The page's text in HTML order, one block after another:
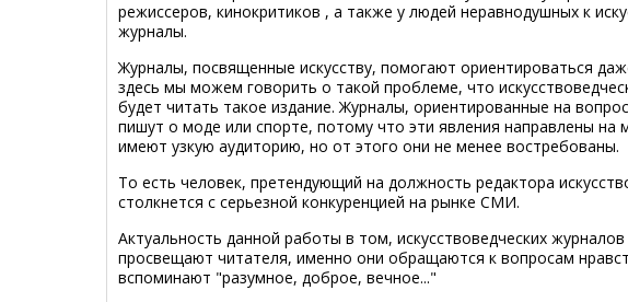
режиссеров, кинокритиков , а также у людей неравнодушных к
журналы.
Журналы, посвященные искусству, помогают ориентироваться
здесь мы можем говорить о такой проблеме, что
будет читать такое издание. Журналы, ориентированные на
пишут о моде или спорте, потому что эти явления направлены на
имеют узкую аудиторию, но от этого они не менее востребованы.
То есть человек, претендующий на должность редактора
столкнется с серьезной конкуренцией на рынке СМИ.
Актуальность данной работы в том, искусствоведческих
просвещают читателя, именно они обращаются к вопросам
вспоминают "разумное, доброе, вечное..."